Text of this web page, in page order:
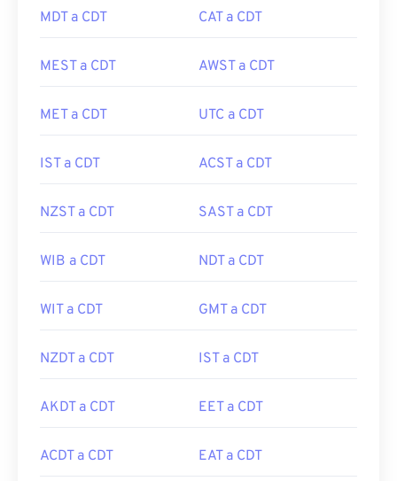
MDT a CDT CAT a CDT
MEST a CDT AWST a CDT
MET a CDT UTC a CDT
IST a CDT ACST a CDT
NZST a CDT SAST a CDT
WIB a CDT NDT a CDT
WIT a CDT GMT a CDT
NZDT a CDT IST a CDT
AKDT a CDT EET a CDT
ACDT a CDT EAT a CDT